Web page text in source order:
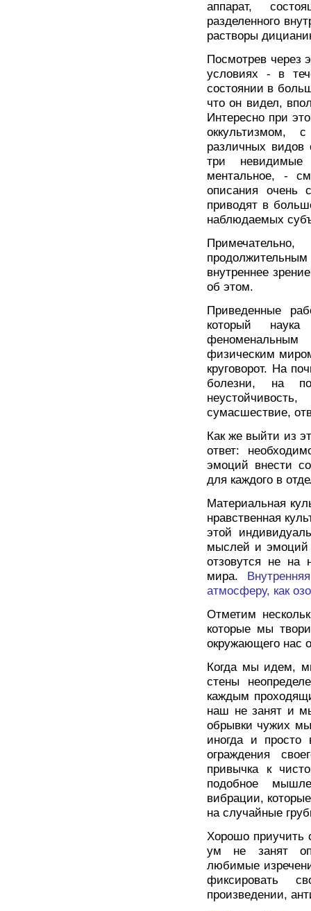
аппарат,
разделенного
растворы
Посмотрев через
условиях - в
состоянии в
что он видел,
Интересно при
оккультизмом,
различных видов
три невидимые
ментальное, -
описания очень
приводят в
наблюдаемых
внутреннее
об этом.
Приведенные
который
физическим
круговорот. На
болезни, на
сумасшествие,
Как же выйти из
ответ:
эмоций внести
для каждого в
Материальная
нравственная
этой
мыслей и эмоций
отзовутся не на
мира.
атмосферу, как
Отметим
которые мы
окружающего нас
Когда мы идем,
стены
каждым
наш не занят и
обрывки чужих
иногда и
ограждения
привычка к
подобное
вибрации,
на случайные
Хорошо приучить
ум не занят
любимые
фиксировать
произведении,